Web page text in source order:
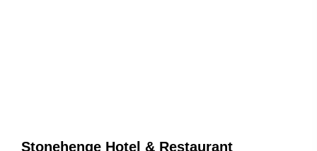
Stonehenge Hotel & Restaurant